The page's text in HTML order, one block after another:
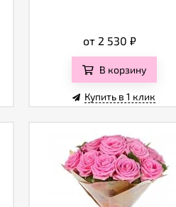
от 2 530 ₽
В корзину
Купить в 1 клик